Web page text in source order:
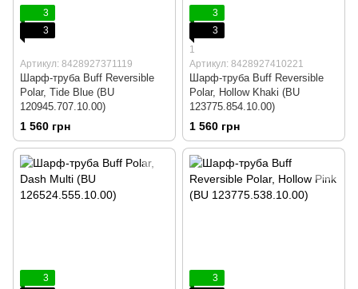
3
3
Артикул: 8428927371119
Шарф-труба Buff Reversible
Polar, Tide Blue (BU
120945.707.10.00)
1 560 грн
3
3
1
Артикул: 8428927410221
Шарф-труба Buff Reversible
Polar, Hollow Khaki (BU
123775.854.10.00)
1 560 грн
3
3